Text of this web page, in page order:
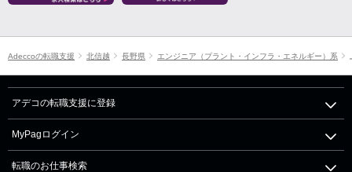
Adeccoの転職支援 北信越 長野県 エンジニア（プラント・インフラ・エネルギー）系
アデコの転職支援に登録
MyPagログイン
転職のお仕事検索